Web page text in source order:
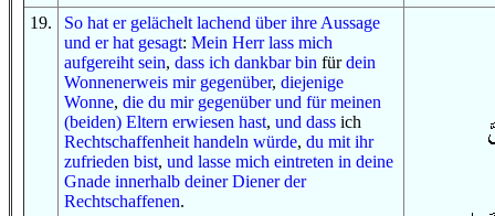
19. So hat er gelächelt lachend überihre Aussage
und er hat gesagt: Mein Herr lass mich
aufgereiht sein, dass ich dankbar bin fürdein
Wonnenerweis mir gegenüber, diejenige
Wonne, die du mir gegenüber und fürmeinen
(beiden) Eltern erwiesen hast, und dass ich
Rechtschaffenheit handeln würde, du mit ihr
zufrieden bist, und lasse mich eintreten in deine
Gnade innerhalb deiner Diener der
Rechtschaffenen.